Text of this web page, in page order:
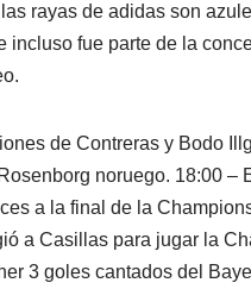
rayas de adidas son
incluso fue parte de la
de Contreras y Bodo
noruego. 18:00 –
a la final de la
a Casillas para jugar la
3 goles cantados del